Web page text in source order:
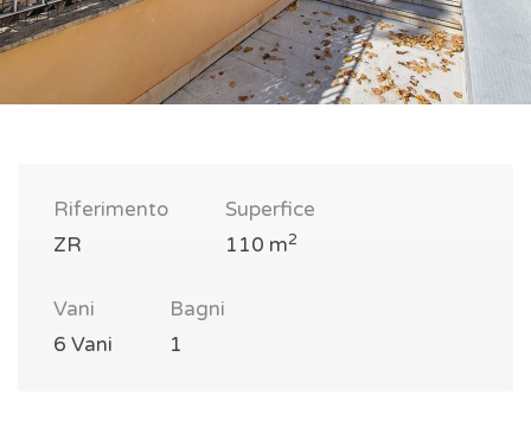
Riferimento
ZR
Superfice
110 m2
Vani
6 Vani
Bagni
1